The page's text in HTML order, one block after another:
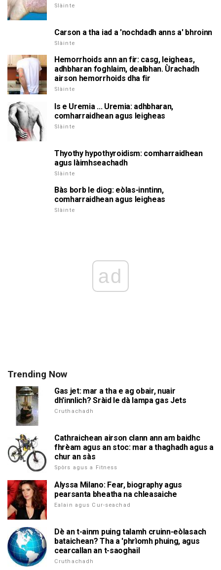
Slàinte
Carson a tha iad a 'nochdadh anns a' bhroinn
Slàinte
Hemorrhoids ann an fir: casg, leigheas,
adhbharan foghlaim, dealbhan. Ùrachadh
airson hemorrhoids dha fir
Slàinte
Is e Uremia ... Uremia: adhbharan,
comharraidhean agus leigheas
Slàinte
Thyothy hypothyroidism: comharraidhean
agus làimhseachadh
Slàinte
Bàs borb le diog: eòlas-inntinn,
comharraidhean agus leigheas
Slàinte
ad
Trending Now
Gas jet: mar a tha e ag obair, nuair
dh'innlich? Sràid le dà lampa gas Jets
Cruthachadh
Cathraichean airson clann ann am baidhc
fhrèam agus an stoc: mar a thaghadh agus a
chur an sàs
Spòrs agus a Fitness
Alyssa Milano: Fear, biography agus
pearsanta bheatha na chleasaiche
Ealain agus Cur-seachad
Dè an t-ainm puing talamh cruinn-eòlasach
bataichean? Tha a 'phrìomh phuing, agus
cearcallan an t-saoghail
Cruthachadh